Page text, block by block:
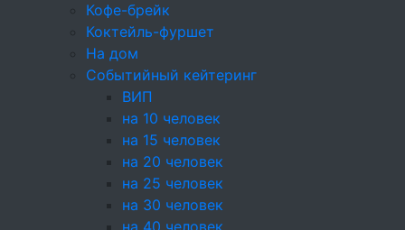
Кофе-брейк
Коктейль-фуршет
На дом
Событийный кейтеринг
ВИП
на 10 человек
на 15 человек
на 20 человек
на 25 человек
на 30 человек
на 40 человек
Состав
Шоколад, сливки из коровьего молока,
какао-порошок
Энергетическая ценность